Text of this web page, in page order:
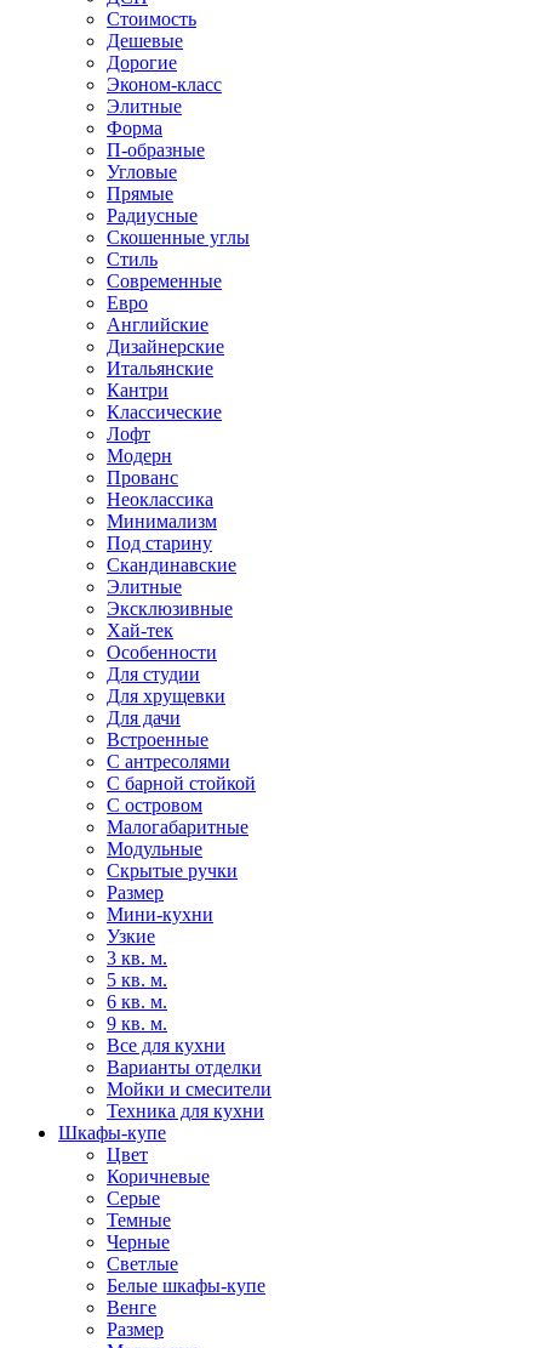
Стоимость
Дешевые
Дорогие
Эконом-класс
Элитные
Форма
П-образные
Угловые
Прямые
Радиусные
Скошенные углы
Стиль
Современные
Евро
Английские
Дизайнерские
Итальянские
Кантри
Классические
Лофт
Модерн
Прованс
Неоклассика
Минимализм
Под старину
Скандинавские
Элитные
Эксклюзивные
Хай-тек
Особенности
Для студии
Для хрущевки
Для дачи
Встроенные
С антресолями
С барной стойкой
С островом
Малогабаритные
Модульные
Скрытые ручки
Размер
Мини-кухни
Узкие
3 кв. м.
5 кв. м.
6 кв. м.
9 кв. м.
Все для кухни
Варианты отделки
Мойки и смесители
Техника для кухни
Шкафы-купе
Цвет
Коричневые
Серые
Темные
Черные
Светлые
Белые шкафы-купе
Венге
Размер